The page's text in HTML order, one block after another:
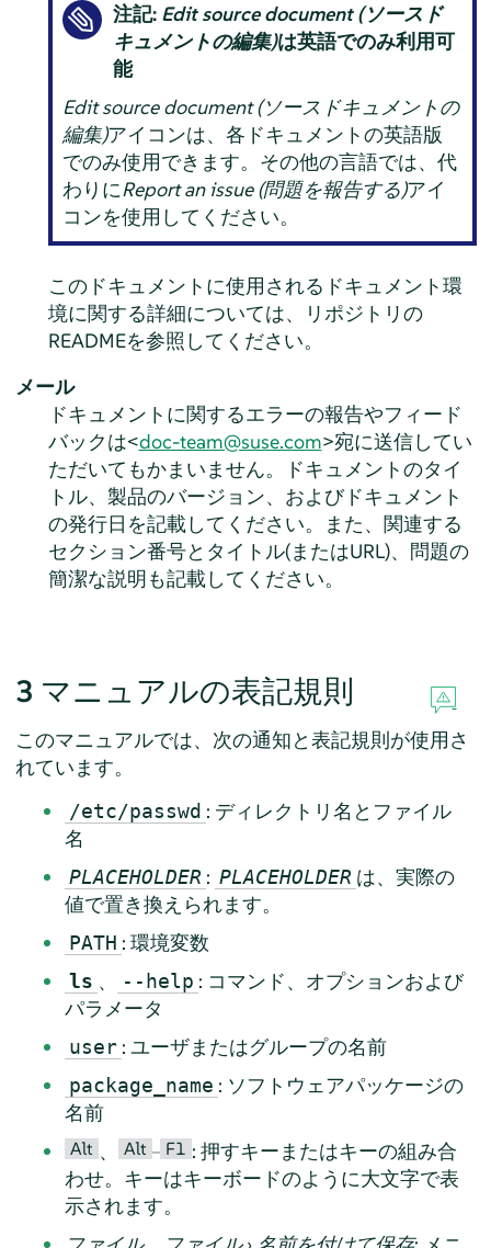
注記: Edit source document (ソースド
キュメントの編集)は英語でのみ利用可
能
Edit source document (ソースドキュメントの
編集)アイコンは、各ドキュメントの英語版
でのみ使用できます。その他の言語では、代
わりにReport an issue (問題を報告する)アイ
コンを使用してください。
このドキュメントに使用されるドキュメント環
境に関する詳細については、リポジトリの
READMEを参照してください。
メール
ドキュメントに関するエラーの報告やフィード
バックは<doc-team@suse.com>宛に送信してい
ただいてもかまいません。ドキュメントのタイ
トル、製品のバージョン、およびドキュメント
の発行日を記載してください。また、関連する
セクション番号とタイトル(またはURL)、問題の
簡潔な説明も記載してください。
3 マニュアルの表記規則
このマニュアルでは、次の通知と表記規則が使用さ
れています。
/etc/passwd : ディレクトリ名とファイル
名
PLACEHOLDER : PLACEHOLDER は、実際の
値で置き換えられます。
PATH : 環境変数
ls 、 --help : コマンド、オプションおよび
パラメータ
user : ユーザまたはグループの名前
package_name : ソフトウェアパッケージの
名前
Alt 、 Alt – F1 : 押すキーまたはキーの組み合
わせ。キーはキーボードのように大文字で表
示されます。